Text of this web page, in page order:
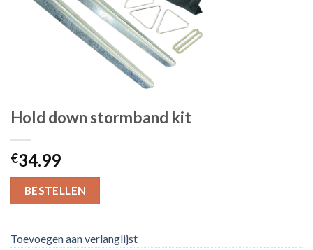
Hold down stormband kit
€34.99
BESTELLEN
Toevoegen aan verlanglijst